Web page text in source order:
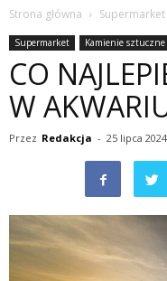
Strona główna Supermarket
Supermarket Kamienie
CO
W
Przez Redakcja - 25 lipca 2024